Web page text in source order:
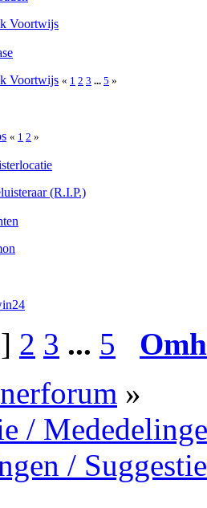
Voortwijs
Voortwijs « 1 2 3 ... 5 »
« 1 2 »
(R.I.P.)
] 2 3 ... 5
»
/
/